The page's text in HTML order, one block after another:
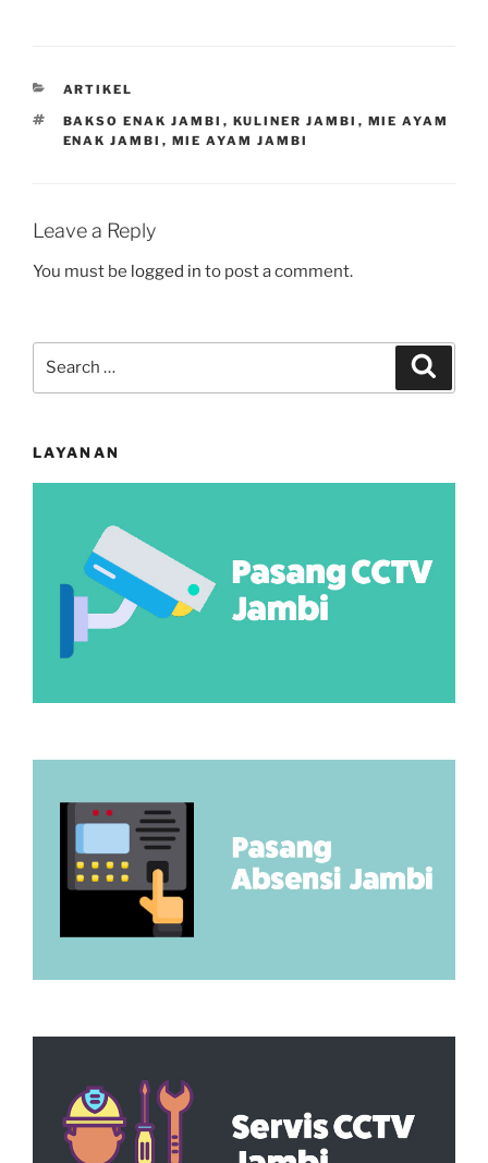
CATEGORIES
ARTIKEL
TAGS
BAKSO ENAK JAMBI , KULINER JAMBI , MIE AYAM
ENAK JAMBI , MIE AYAM JAMBI
Leave a Reply
You must be logged in to post a comment.
LAYANAN